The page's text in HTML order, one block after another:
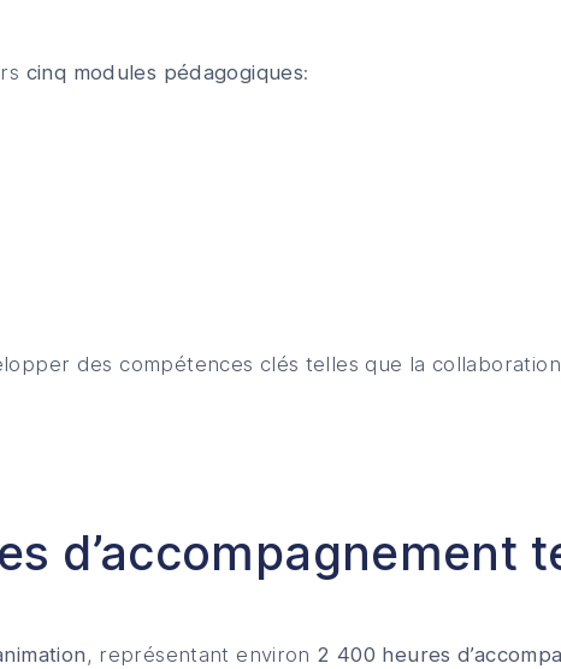
cinq modules pédagogiques:
des compétences clés telles que la
d’accompagnement
, représentant environ 2 400 heures